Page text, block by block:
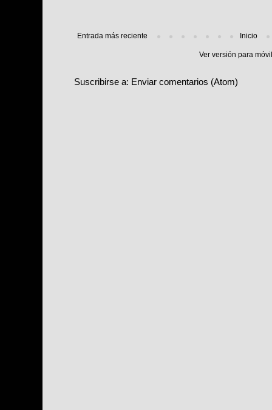
Entrada más reciente Inicio
Ver versión para
Suscribirse a: Enviar comentarios (Atom)